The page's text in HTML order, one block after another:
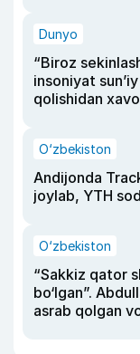
Dunyo
“Biroz
insoniyat
qolishidan
O‘zbekiston
Andijonda
joylab, YTH
O‘zbekiston
“Sakkiz qator
bo‘lgan”.
asrab qolgan